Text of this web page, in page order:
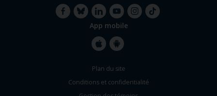
BlueskyLinkedInYouTube
App mobile
StoreStore
Plan du site
Conditions et confidentialité